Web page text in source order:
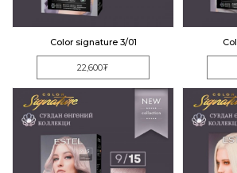
Color signature 3/01
22,600₮